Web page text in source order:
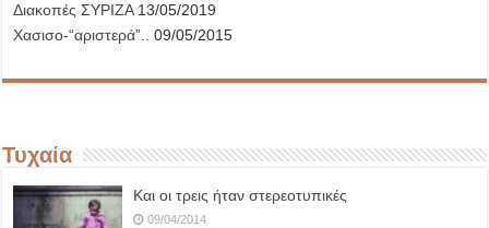
Διακοπές ΣΥΡΙΖΑ13/05/2019
Χασισο-“αριστερά”.. 09/05/2015
Τυχαία
Και οι τρεις ήταν στερεοτυπικές
09/04/2014